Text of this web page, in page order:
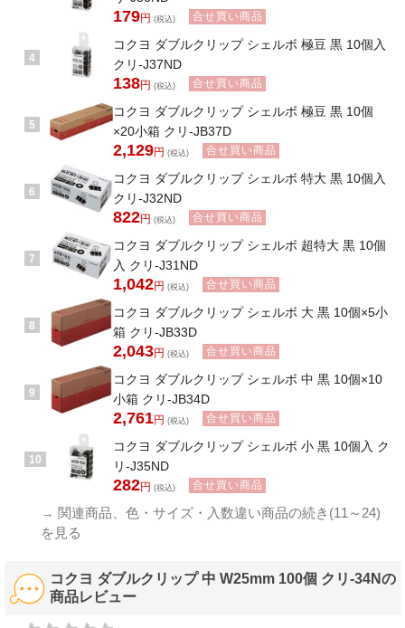
179円 (税込) 合せ買い商品
4
コクヨ ダブルクリップ シェルボ 極豆 黒 10個入
クリ-J37ND
138円 (税込) 合せ買い商品
5
コクヨ ダブルクリップ シェルボ 極豆 黒 10個
×20小箱 クリ-JB37D
2,129円 (税込) 合せ買い商品
6
コクヨ ダブルクリップ シェルボ 特大 黒 10個入
クリ-J32ND
822円 (税込) 合せ買い商品
7
コクヨ ダブルクリップ シェルボ 超特大 黒 10個
入 クリ-J31ND
1,042円 (税込) 合せ買い商品
8
コクヨ ダブルクリップ シェルボ 大 黒 10個×5小
箱 クリ-JB33D
2,043円 (税込) 合せ買い商品
9
コクヨ ダブルクリップ シェルボ 中 黒 10個×10
小箱 クリ-JB34D
2,761円 (税込) 合せ買い商品
10
コクヨ ダブルクリップ シェルボ 小 黒 10個入 ク
リ-J35ND
282円 (税込) 合せ買い商品
→ 関連商品、色・サイズ・入数違い商品の続き(11～24)
を見る
コクヨ ダブルクリップ 中 W25mm 100個 クリ-34Nの
商品レビュー